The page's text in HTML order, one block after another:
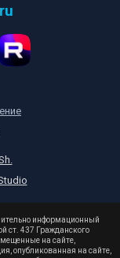
информационный
ст. 437 Гражданского
на сайте,
опубликованная на сайте,